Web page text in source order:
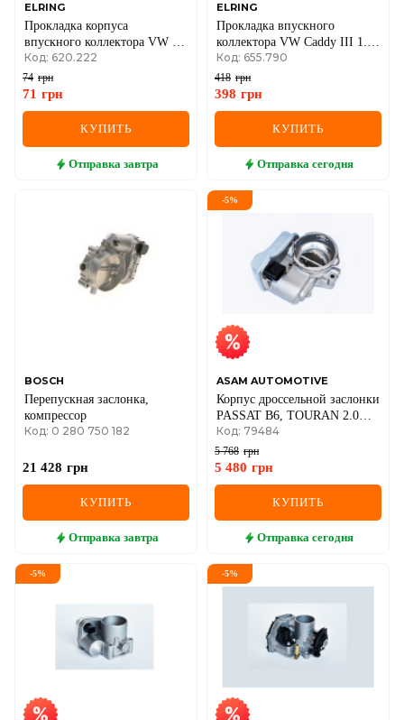
GMC
GREAT WALL
HAVAL
JAGUAR
LANCIA
LEXUS
LINCOLN
MINI
MITSUBISHI
ELRING
Прокладка корпуса
впускного коллектора VW T4
2.0/2.5 TDI 90-03
Код: 620.222
74 грн
71 грн
КУПИТЬ
Отправка завтра
ELRING
Прокладка впускного
коллектора VW Caddy III 1.6
04-15
Код: 655.790
418 грн
398 грн
КУПИТЬ
Отправка сегодня
BOSCH
Перепускная заслонка,
компрессор
Код: 0 280 750 182
21 428 грн
КУПИТЬ
Отправка завтра
-5%
ASAM AUTOMOTIVE
Корпус дроссельной заслонки
PASSAT B6, TOURAN 2.0
TDI 05-VW
Код: 79484
5 768 грн
5 480 грн
КУПИТЬ
Отправка сегодня
-5% -5%